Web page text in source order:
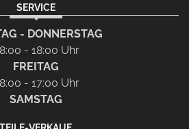
SERVICE
- DONNERSTAG
- 18:00 Uhr
FREITAG
- 17:00 Uhr
SAMSTAG